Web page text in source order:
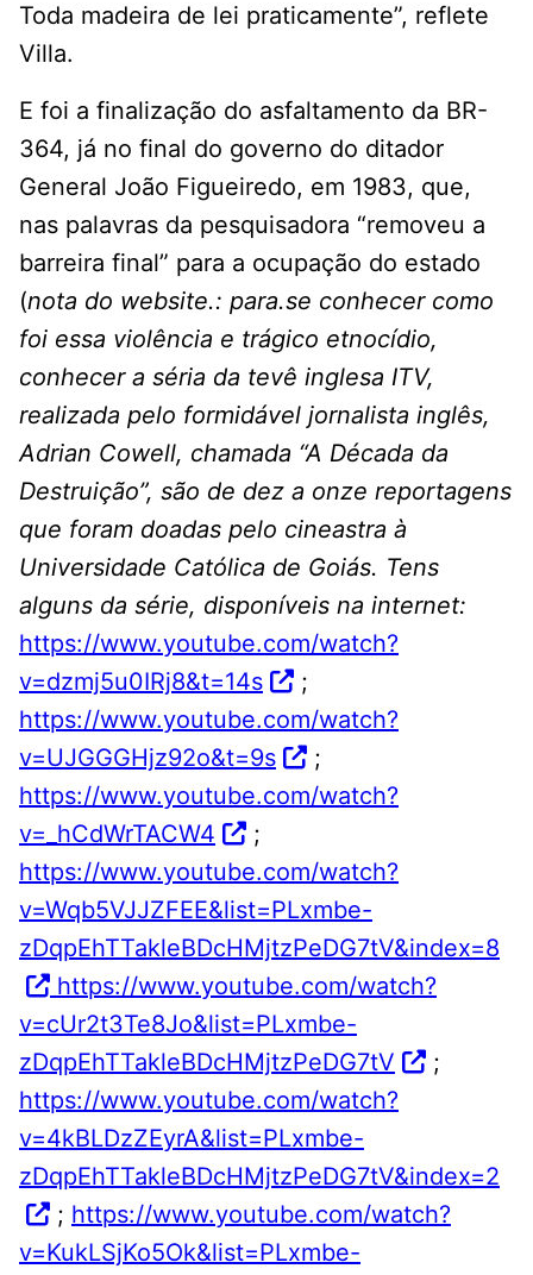
Toda madeira de lei praticamente”, reflete
Villa.
E foi a finalização do asfaltamento da BR-
364, já no final do governo do ditador
General João Figueiredo, em 1983, que,
nas palavras da pesquisadora “removeu a
barreira final” para a ocupação do estado
(nota do website.: para.se conhecer como
foi essa violência e trágico etnocídio,
conhecer a séria da tevê inglesa ITV,
realizada pelo formidável jornalista inglês,
Adrian Cowell, chamada “A Década da
Destruição”, são de dez a onze reportagens
que foram doadas pelo cineastra à
Universidade Católica de Goiás. Tens
alguns da série, disponíveis na internet:
https://www.youtube.com/watch?
v=dzmj5u0IRj8&t=14s
;
https://www.youtube.com/watch?
v=UJGGGHjz92o&t=9s
;
https://www.youtube.com/watch?
v=_hCdWrTACW4
;
https://www.youtube.com/watch?
v=Wqb5VJJZFEE&list=PLxmbe-
zDqpEhTTakleBDcHMjtzPeDG7tV&index=8
https://www.youtube.com/watch?
v=cUr2t3Te8Jo&list=PLxmbe-
zDqpEhTTakleBDcHMjtzPeDG7tV
;
https://www.youtube.com/watch?
v=4kBLDzZEyrA&list=PLxmbe-
zDqpEhTTakleBDcHMjtzPeDG7tV&index=2
; https://www.youtube.com/watch?
v=KukLSjKo5Ok&list=PLxmbe-